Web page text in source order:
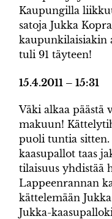
Kaupungilla
satoja Jukka
kaupunkilaisiakin
tuli 91 täyteen!
15.4.2011 – 15:31
Väki alkaa
makuun!
puoli tuntia
kaasupallot taas
tilaisuus yhdistää
Lappeenrannan
kättelemään
Jukka-